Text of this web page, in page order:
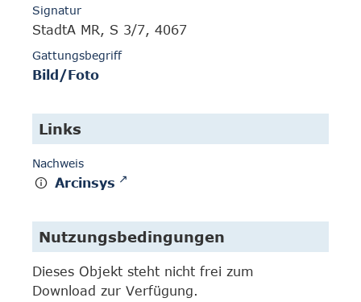
Signatur
StadtA MR, S 3/7, 4067
Gattungsbegriff
Bild/Foto
Links
Nachweis
Arcinsys
Nutzungsbedingungen
Dieses Objekt steht nicht frei zum
Download zur Verfügung.